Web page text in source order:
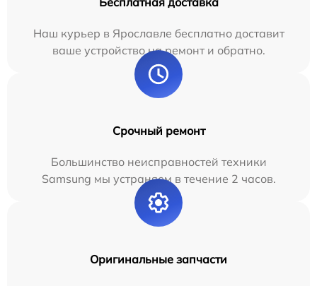
Наш курьер в Ярославле бесплатно доставит
ваше устройство на ремонт и обратно.
Срочный ремонт
Большинство неисправностей техники
Samsung мы устраняем в течение 2 часов.
Оригинальные запчасти